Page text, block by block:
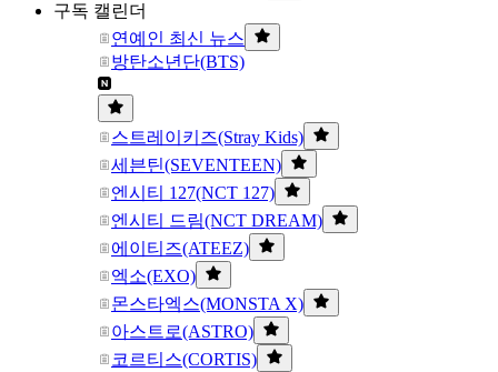
구독 캘린더
연예인 최신 뉴스
방탄소년단(BTS)
스트레이키즈(Stray Kids)
세븐틴(SEVENTEEN)
엔시티 127(NCT 127)
엔시티 드림(NCT DREAM)
에이티즈(ATEEZ)
엑소(EXO)
몬스타엑스(MONSTA X)
아스트로(ASTRO)
코르티스(CORTIS)